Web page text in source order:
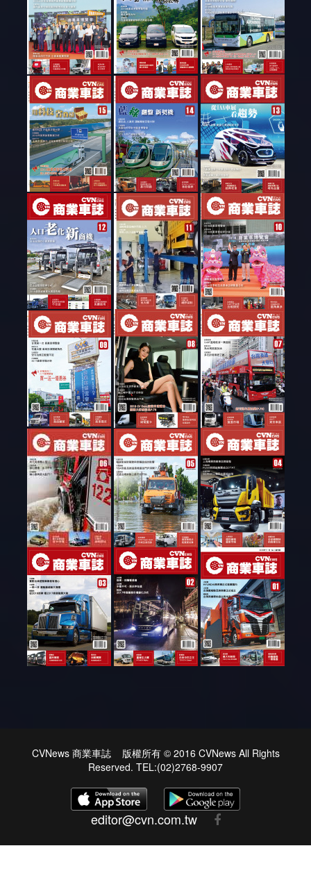
CVNews 商業車誌 版權所有 © 2016 CVNews All Rights
Reserved. TEL:(02)2768-9907
editor@cvn.com.tw